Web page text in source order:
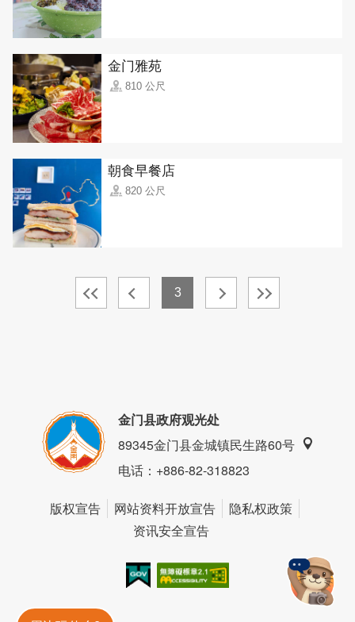
金门雅苑
810 公尺
朝食早餐店
820 公尺
3
金门县政府观光处
89345金门县金城镇民生路60号
电话：+886-82-318823
版权宣告 网站资料开放宣告
隐私权政策
资讯安全宣告